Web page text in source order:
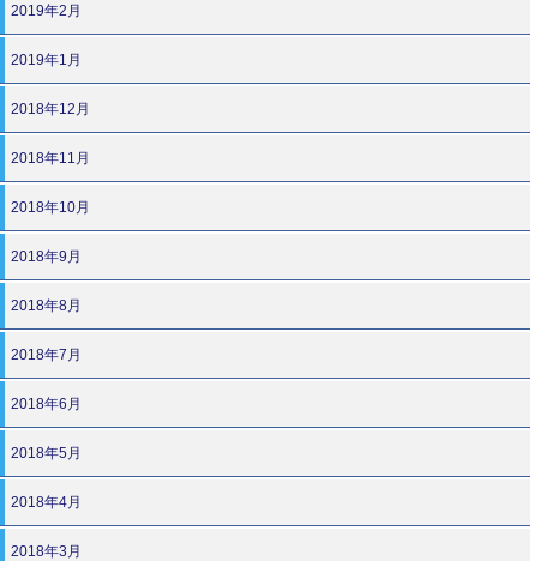
2019年2月
2019年1月
2018年12月
2018年11月
2018年10月
2018年9月
2018年8月
2018年7月
2018年6月
2018年5月
2018年4月
2018年3月